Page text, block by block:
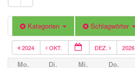
Kategorien Schlagwörter
2024 OKT. DEZ. 2026
Mo. Di. Mi. Do.